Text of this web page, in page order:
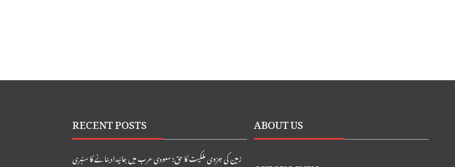
RECENT POSTS
زمین کی جزوی ملکیت کا حق؛ سعودی عرب میں جائیداد بنانے کا سنہری
ABOUT US